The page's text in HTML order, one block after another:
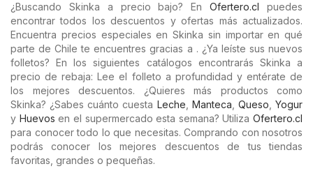
¿Buscando Skinka a precio bajo? EnOfertero.cl puedes
encontrar todos los descuentos y ofertas más actualizados.
Encuentra precios especiales en Skinka sin importar en qué
parte de Chile te encuentres gracias a . ¿Ya leíste sus nuevos
folletos? En los siguientes catálogos encontrarás Skinka a
precio de rebaja: Lee el folleto a profundidad y entérate de
los mejores descuentos. ¿Quieres más productos como
Skinka? ¿Sabes cuánto cuesta Leche Manteca Queso ,Yogur
y Huevos en el supermercado esta semana? Utiliza Ofertero.cl
para conocer todo lo que necesitas. Comprando con nosotros
podrás conocer los mejores descuentos de tus tiendas
favoritas, grandes o pequeñas.